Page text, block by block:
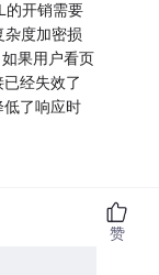
的开销需要
杂度加密损
果用户看页
经失效了
低了响应时
赞